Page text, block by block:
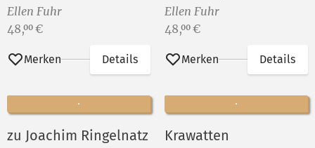
Ellen Fuhr
Preis:
48,00 €
Merken Details
Ellen Fuhr
Preis:
48,00 €
Merken Details
zu Joachim Ringelnatz
Krawatten